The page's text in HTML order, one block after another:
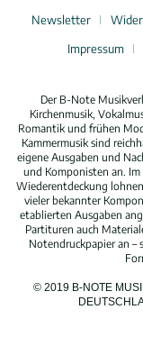
Newsletter
Impressum
Der B-Note
Kirchenmusik,
Romantik und frühen
Kammermusik sind
eigene Ausgaben und
und Komponisten an.
Wiederentdeckung
vieler bekannter
etablierten Ausgaben
Partituren auch
Notendruckpapier an –
© 2019 B-NOTE